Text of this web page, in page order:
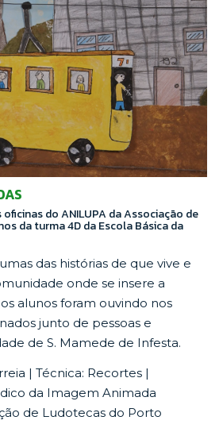
do ANILUPA da Associação de
da turma 4D da Escola Básica da
das histórias de que vive e
onde se insere a
alunos foram ouvindo nos
junto de pessoas e
de S. Mamede de Infesta.
| Técnica: Recortes |
da Imagem Animada
de Ludotecas do Porto